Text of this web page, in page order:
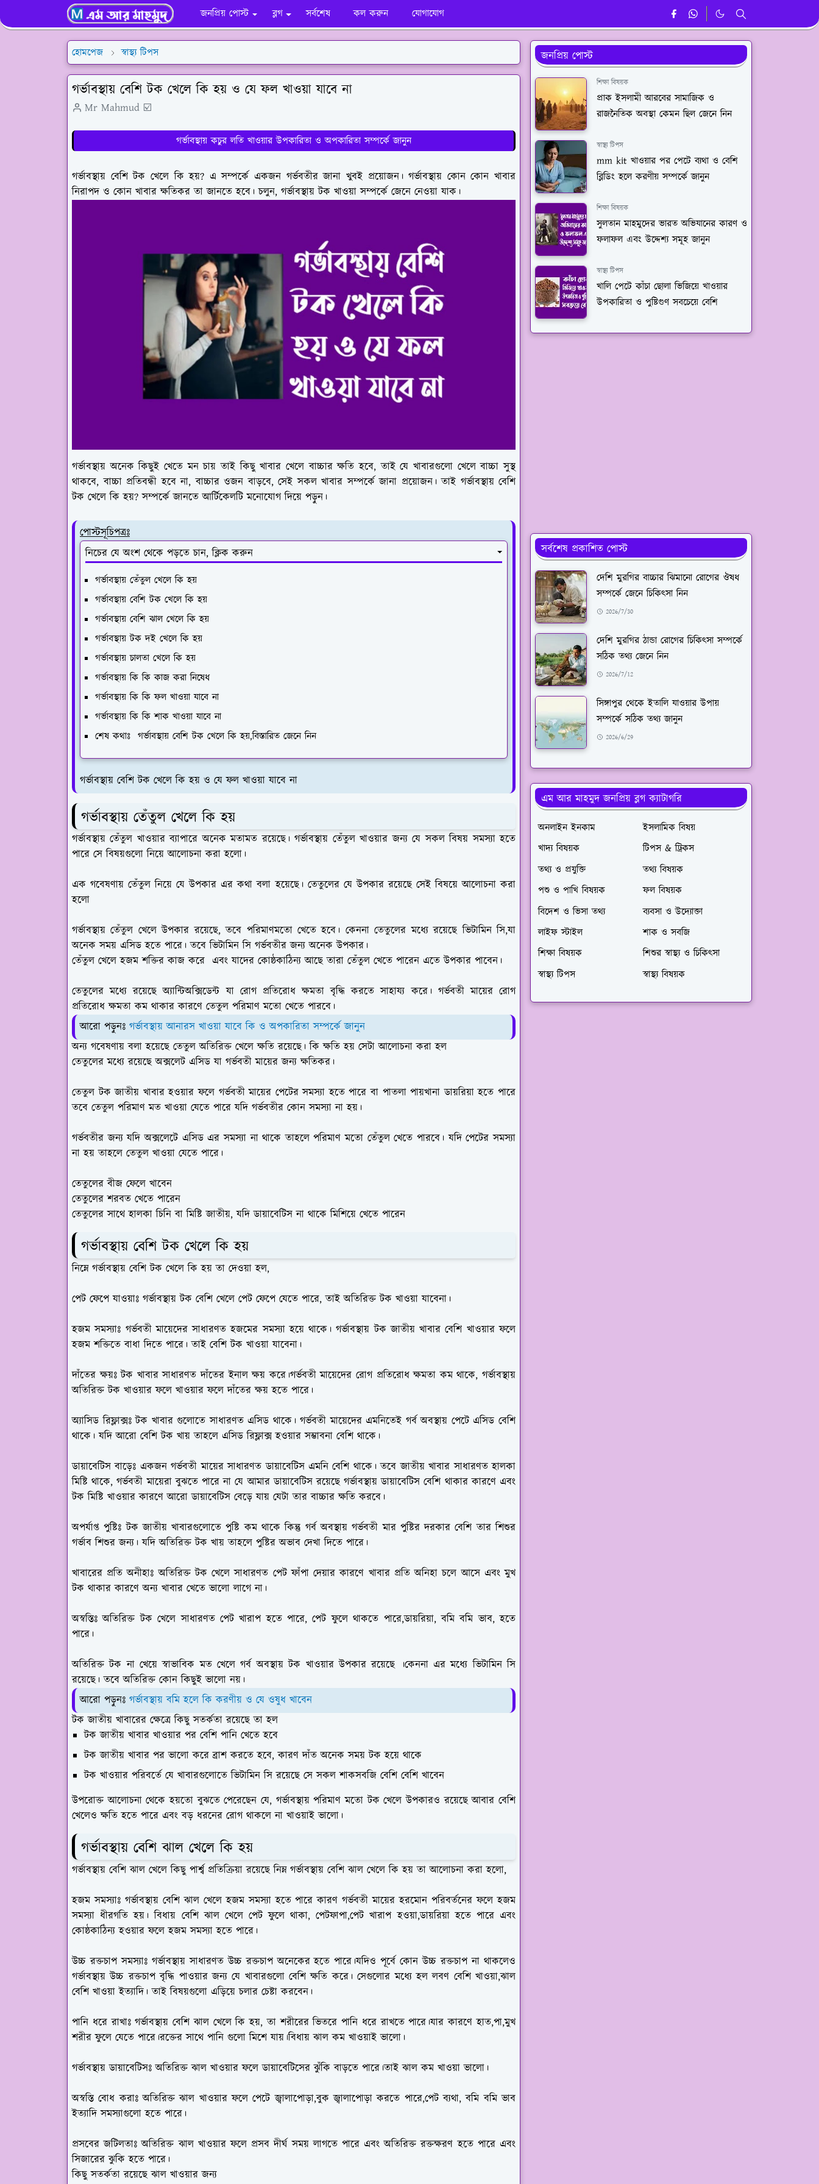
জনপ্রিয় পোস্ট ব্লগ সর্বশেষ কল করুন যোগাযোগ
হোমপেজ স্বাস্থ্য টিপস
গর্ভাবস্থায় বেশি টক খেলে কি হয় ও যে ফল খাওয়া যাবে না
Mr Mahmud ☑️
গর্ভাবস্থায় কচুর লতি খাওয়ার উপকারিতা ও অপকারিতা সম্পর্কে জানুন
গর্ভাবস্থায় বেশি টক খেলে কি হয়? এ সম্পর্কে একজন গর্ভবতীর জানা খুবই প্রয়োজন। গর্ভাবস্থায় কোন কোন খাবার
নিরাপদ ও কোন খাবার ক্ষতিকর তা জানতে হবে। চলুন, গর্ভাবস্থায় টক খাওয়া সম্পর্কে জেনে নেওয়া যাক।
গর্ভাবস্থায় অনেক কিছুই খেতে মন চায় তাই কিছু খাবার খেলে বাচ্চার ক্ষতি হবে, তাই যে খাবারগুলো খেলে বাচ্চা সুস্থ
থাকবে, বাচ্চা প্রতিবন্ধী হবে না, বাচ্চার ওজন বাড়বে, সেই সকল খাবার সম্পর্কে জানা প্রয়োজন। তাই গর্ভাবস্থায় বেশি
টক খেলে কি হয়? সম্পর্কে জানতে আর্টিকেলটি মনোযোগ দিয়ে পড়ুন।
পোস্টসূচিপত্রঃ
নিচের যে অংশ থেকে পড়তে চান, ক্লিক করুন
গর্ভাবস্থায় তেঁতুল খেলে কি হয়
গর্ভাবস্থায় বেশি টক খেলে কি হয়
গর্ভাবস্থায় বেশি ঝাল খেলে কি হয়
গর্ভাবস্থায় টক দই খেলে কি হয়
গর্ভাবস্থায় চালতা খেলে কি হয়
গর্ভাবস্থায় কি কি কাজ করা নিষেধ
গর্ভাবস্থায় কি কি ফল খাওয়া যাবে না
গর্ভাবস্থায় কি কি শাক খাওয়া যাবে না
শেষ কথাঃ গর্ভাবস্থায় বেশি টক খেলে কি হয়,বিস্তারিত জেনে নিন
গর্ভাবস্থায় বেশি টক খেলে কি হয় ও যে ফল খাওয়া যাবে না
গর্ভাবস্থায় তেঁতুল খেলে কি হয়
গর্ভাবস্থায় তেঁতুল খাওয়ার ব্যাপারে অনেক মতামত রয়েছে। গর্ভাবস্থায় তেঁতুল খাওয়ার জন্য যে সকল বিষয় সমস্যা হতে
পারে সে বিষয়গুলো নিয়ে আলোচনা করা হলো।
এক গবেষণায় তেঁতুল নিয়ে যে উপকার এর কথা বলা হয়েছে। তেতুলের যে উপকার রয়েছে সেই বিষয়ে আলোচনা করা
হলো
গর্ভাবস্থায় তেঁতুল খেলে উপকার রয়েছে, তবে পরিমাণমতো খেতে হবে। কেননা তেতুলের মধ্যে রয়েছে ভিটামিন সি,যা
অনেক সময় এসিড হতে পারে। তবে ভিটামিন সি গর্ভবতীর জন্য অনেক উপকার।
তেঁতুল খেলে হজম শক্তির কাজ করে এবং যাদের কোষ্ঠকাঠিন্য আছে তারা তেঁতুল খেতে পারেন এতে উপকার পাবেন।
তেতুলের মধ্যে রয়েছে অ্যান্টিঅক্সিডেন্ট যা রোগ প্রতিরোধ ক্ষমতা বৃদ্ধি করতে সাহায্য করে। গর্ভবতী মায়ের রোগ
প্রতিরোধ ক্ষমতা কম থাকার কারণে তেতুল পরিমাণ মতো খেতে পারবে।
আরো পড়ুনঃ গর্ভাবস্থায় আনারস খাওয়া যাবে কি ও অপকারিতা সম্পর্কে জানুন
অন্য গবেষণায় বলা হয়েছে তেতুল অতিরিক্ত খেলে ক্ষতি রয়েছে। কি ক্ষতি হয় সেটা আলোচনা করা হল
তেতুলের মধ্যে রয়েছে অক্সলেট এসিড যা গর্ভবতী মায়ের জন্য ক্ষতিকর।
তেতুল টক জাতীয় খাবার হওয়ার ফলে গর্ভবতী মায়ের পেটের সমস্যা হতে পারে বা পাতলা পায়খানা ডায়রিয়া হতে পারে
তবে তেতুল পরিমাণ মত খাওয়া যেতে পারে যদি গর্ভবতীর কোন সমস্যা না হয়।
গর্ভবতীর জন্য যদি অক্সলেটে এসিড এর সমস্যা না থাকে তাহলে পরিমাণ মতো তেঁতুল খেতে পারবে। যদি পেটের সমস্যা
না হয় তাহলে তেতুল খাওয়া যেতে পারে।
তেতুলের বীজ ফেলে খাবেন
তেতুলের শরবত খেতে পারেন
তেতুলের সাথে হালকা চিনি বা মিষ্টি জাতীয়, যদি ডায়াবেটিস না থাকে মিশিয়ে খেতে পারেন
গর্ভাবস্থায় বেশি টক খেলে কি হয়
নিম্নে গর্ভাবস্থায় বেশি টক খেলে কি হয় তা দেওয়া হল,
পেট ফেপে যাওয়াঃ গর্ভাবস্থায় টক বেশি খেলে পেট ফেপে যেতে পারে, তাই অতিরিক্ত টক খাওয়া যাবেনা।
হজম সমস্যাঃ গর্ভবতী মায়েদের সাধারণত হজমের সমস্যা হয়ে থাকে। গর্ভাবস্থায় টক জাতীয় খাবার বেশি খাওয়ার ফলে
হজম শক্তিতে বাধা দিতে পারে। তাই বেশি টক খাওয়া যাবেনা।
দাঁতের ক্ষয়ঃটক খাবার সাধারণত দাঁতের ইনাল ক্ষয় করে।গর্ভবতী মায়েদের রোগ প্রতিরোধ ক্ষমতা কম থাকে, গর্ভাবস্থায়
অতিরিক্ত টক খাওয়ার ফলে খাওয়ার ফলে দাঁতের ক্ষয় হতে পারে।
অ্যাসিড রিফ্লাক্সঃটক খাবার গুলোতে সাধারণত এসিড থাকে। গর্ভবতী মায়েদের এমনিতেই গর্ব অবস্থায় পেটে এসিড বেশি
থাকে। যদি আরো বেশি টক খায় তাহলে এসিড রিফ্লাক্স হওয়ার সম্ভাবনা বেশি থাকে।
ডায়াবেটিস বাড়েঃ একজন গর্ভবতী মায়ের সাধারণত ডায়াবেটিস এমনি বেশি থাকে। তবে জাতীয় খাবার সাধারণত হালকা
মিষ্টি থাকে, গর্ভবতী মায়েরা বুঝতে পারে না যে আমার ডায়াবেটিস রয়েছে গর্ভাবস্থায় ডায়াবেটিস বেশি থাকার কারণে এবং
টক মিষ্টি খাওয়ার কারণে আরো ডায়াবেটিস বেড়ে যায় যেটা তার বাচ্চার ক্ষতি করবে।
অপর্যাপ্ত পুষ্টিঃ টক জাতীয় খাবারগুলোতে পুষ্টি কম থাকে কিন্তু গর্ব অবস্থায় গর্ভবতী মার পুষ্টির দরকার বেশি তার শিশুর
গর্ভাব শিশুর জন্য। যদি অতিরিক্ত টক খায় তাহলে পুষ্টির অভাব দেখা দিতে পারে।
খাবারের প্রতি অনীহাঃ অতিরিক্ত টক খেলে সাধারণত পেট ফাঁপা দেয়ার কারণে খাবার প্রতি অনিহা চলে আসে এবং মুখ
টক থাকার কারণে অন্য খাবার খেতে ভালো লাগে না।
অস্বস্তিঃ অতিরিক্ত টক খেলে সাধারণত পেট খারাপ হতে পারে, পেট ফুলে থাকতে পারে,ডায়রিয়া, বমি বমি ভাব, হতে
পারে।
অতিরিক্ত টক না খেয়ে স্বাভাবিক মত খেলে গর্ব অবস্থায় টক খাওয়ার উপকার রয়েছে ।কেননা এর মধ্যে ভিটামিন সি
রয়েছে। তবে অতিরিক্ত কোন কিছুই ভালো নয়।
আরো পড়ুনঃ গর্ভাবস্থায় বমি হলে কি করণীয় ও যে ওষুধ খাবেন
টক জাতীয় খাবারের ক্ষেত্রে কিছু সতর্কতা রয়েছে তা হল
টক জাতীয় খাবার খাওয়ার পর বেশি পানি খেতে হবে
টক জাতীয় খাবার পর ভালো করে ব্রাশ করতে হবে, কারণ দাঁত অনেক সময় টক হয়ে থাকে
টক খাওয়ার পরিবর্তে যে খাবারগুলোতে ভিটামিন সি রয়েছে সে সকল শাকসবজি বেশি বেশি খাবেন
উপরোক্ত আলোচনা থেকে হয়তো বুঝতে পেরেছেন যে, গর্ভাবস্থায় পরিমাণ মতো টক খেলে উপকারও রয়েছে আবার বেশি
খেলেও ক্ষতি হতে পারে এবং বড় ধরনের রোগ থাকলে না খাওয়াই ভালো।
গর্ভাবস্থায় বেশি ঝাল খেলে কি হয়
গর্ভাবস্থায় বেশি ঝাল খেলে কিছু পার্শ্ব প্রতিক্রিয়া রয়েছে নিম্ন গর্ভাবস্থায় বেশি ঝাল খেলে কি হয় তা আলোচনা করা হলো,
হজম সমস্যাঃগর্ভাবস্থায় বেশি ঝাল খেলে হজম সমস্যা হতে পারে কারণ গর্ভবতী মায়ের হরমোন পরিবর্তনের ফলে হজম
সমস্যা ধীরগতি হয়। বিধায় বেশি ঝাল খেলে পেট ফুলে থাকা, পেটফাপা,পেট খারাপ হওয়া,ডায়রিয়া হতে পারে এবং
কোষ্ঠকাঠিন্য হওয়ার ফলে হজম সমস্যা হতে পারে।
উচ্চ রক্তচাপ সমস্যাঃগর্ভাবস্থায় সাধারণত উচ্চ রক্তচাপ অনেকের হতে পারে।যদিও পূর্বে কোন উচ্চ রক্তচাপ না থাকলেও
গর্ভাবস্থায় উচ্চ রক্তচাপ বৃদ্ধি পাওয়ার জন্য যে খাবারগুলো বেশি ক্ষতি করে। সেগুলোর মধ্যে হল লবণ বেশি খাওয়া,ঝাল
বেশি খাওয়া ইত্যাদি। তাই বিষয়গুলো এড়িয়ে চলার চেষ্টা করবেন।
পানি ধরে রাখাঃগর্ভাবস্থায় বেশি ঝাল খেলে কি হয়, তা শরীরের ভিতরে পানি ধরে রাখতে পারে।যার কারণে হাত,পা,মুখ
শরীর ফুলে যেতে পারে।রক্তের সাথে পানি গুলো মিশে যায়।বিধায় ঝাল কম খাওয়াই ভালো।
গর্ভাবস্থায় ডায়াবেটিসঃ অতিরিক্ত ঝাল খাওয়ার ফলে ডায়াবেটিসের ঝুঁকি বাড়তে পারে।তাই ঝাল কম খাওয়া ভালো।
অস্বস্তি বোধ করাঃঅতিরিক্ত ঝাল খাওয়ার ফলে পেটে জ্বালাপোড়া,বুক জ্বালাপোড়া করতে পারে,পেট ব্যথা, বমি বমি ভাব
ইত্যাদি সমস্যাগুলো হতে পারে।
প্রসবের জটিলতাঃ অতিরিক্ত ঝাল খাওয়ার ফলে প্রসব দীর্ঘ সময় লাগতে পারে এবং অতিরিক্ত রক্তক্ষরণ হতে পারে এবং
সিজারের ঝুকি হতে পারে।
কিছু সতর্কতা রয়েছে ঝাল খাওয়ার জন্য
জনপ্রিয় পোস্ট
শিক্ষা বিষয়ক
প্রাক ইসলামী আরবের সামাজিক ও
রাজনৈতিক অবস্থা কেমন ছিল জেনে নিন
স্বাস্থ্য টিপস
mm kit খাওয়ার পর পেটে ব্যথা ও বেশি
ব্লিডিং হলে করণীয় সম্পর্কে জানুন
শিক্ষা বিষয়ক
সুলতান মাহমুদের ভারত অভিযানের কারণ ও
ফলাফল এবং উদ্দেশ্য সমূহ জানুন
স্বাস্থ্য টিপস
খালি পেটে কাঁচা ছোলা ভিজিয়ে খাওয়ার
উপকারিতা ও পুষ্টিগুণ সবচেয়ে বেশি
সর্বশেষ প্রকাশিত পোস্ট
দেশি মুরগির বাচ্চার ঝিমানো রোগের ঔষধ
সম্পর্কে জেনে চিকিৎসা নিন
2026/7/30
দেশি মুরগির ঠান্ডা রোগের চিকিৎসা সম্পর্কে
সঠিক তথ্য জেনে নিন
2026/7/12
সিঙ্গাপুর থেকে ইতালি যাওয়ার উপায়
সম্পর্কে সঠিক তথ্য জানুন
2026/6/29
এম আর মাহমুদ জনপ্রিয় ব্লগ ক্যাটাগরি
অনলাইন ইনকাম
ইসলামিক বিষয়
খাদ্য বিষয়ক
টিপস & ট্রিকস
তথ্য ও প্রযুক্তি
তথ্য বিষয়ক
পশু ও পাখি বিষয়ক
ফল বিষয়ক
বিদেশ ও ভিসা তথ্য
ব্যবসা ও উদ্যোক্তা
লাইফ স্টাইল
শাক ও সবজি
শিক্ষা বিষয়ক
শিশুর স্বাস্থ্য ও চিকিৎসা
স্বাস্থ্য টিপস
স্বাস্থ্য বিষয়ক